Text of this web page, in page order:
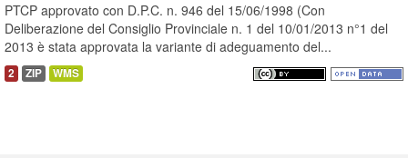
PTCP approvato con D.P.C. n. 946 del 15/06/1998 (Con
Deliberazione del Consiglio Provinciale n. 1 del 10/01/2013 n°1 del
2013 è stata approvata la variante di adeguamento del...
2 ZIP WMS